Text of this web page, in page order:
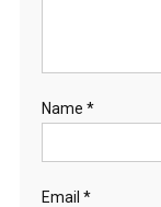
Name *
Email *